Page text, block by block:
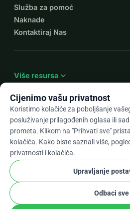
Služba za pomoć
Naknade
Kontaktiraj Nas
Više resursa expand_more
Hr arrow_drop_down
★★★★★4,9 / 5 na temelju 500+
WhyDonate
Uvjeti i odredbe
Cijenimo vašu privatnost
Koristimo kolačiće za poboljšanje
posluživanje prilagođenih oglasa ili
prometa. Klikom na "Prihvati sve"
kolačića. Kako biste saznali više,
privatnosti i kolačića.
Upravljanje
Odbaci sve